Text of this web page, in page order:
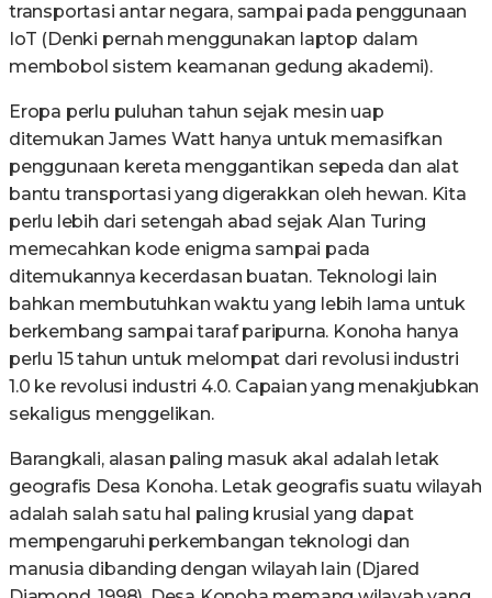
transportasi antar negara, sampai pada penggunaan
IoT (Denki pernah menggunakan laptop dalam
membobol sistem keamanan gedung akademi).
Eropa perlu puluhan tahun sejak mesin uap
ditemukan James Watt hanya untuk memasifkan
penggunaan kereta menggantikan sepeda dan alat
bantu transportasi yang digerakkan oleh hewan. Kita
perlu lebih dari setengah abad sejak Alan Turing
memecahkan kode enigma sampai pada
ditemukannya kecerdasan buatan. Teknologi lain
bahkan membutuhkan waktu yang lebih lama untuk
berkembang sampai taraf paripurna. Konoha hanya
perlu 15 tahun untuk melompat dari revolusi industri
1.0 ke revolusi industri 4.0. Capaian yang menakjubkan
sekaligus menggelikan.
Barangkali, alasan paling masuk akal adalah letak
geografis Desa Konoha. Letak geografis suatu wilayah
adalah salah satu hal paling krusial yang dapat
mempengaruhi perkembangan teknologi dan
manusia dibanding dengan wilayah lain (Djared